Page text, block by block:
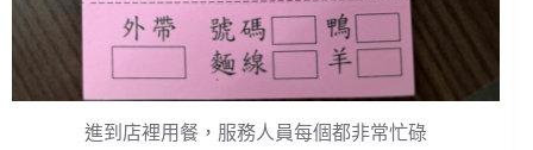
進到店裡用餐，服務人員每個都非常忙碌